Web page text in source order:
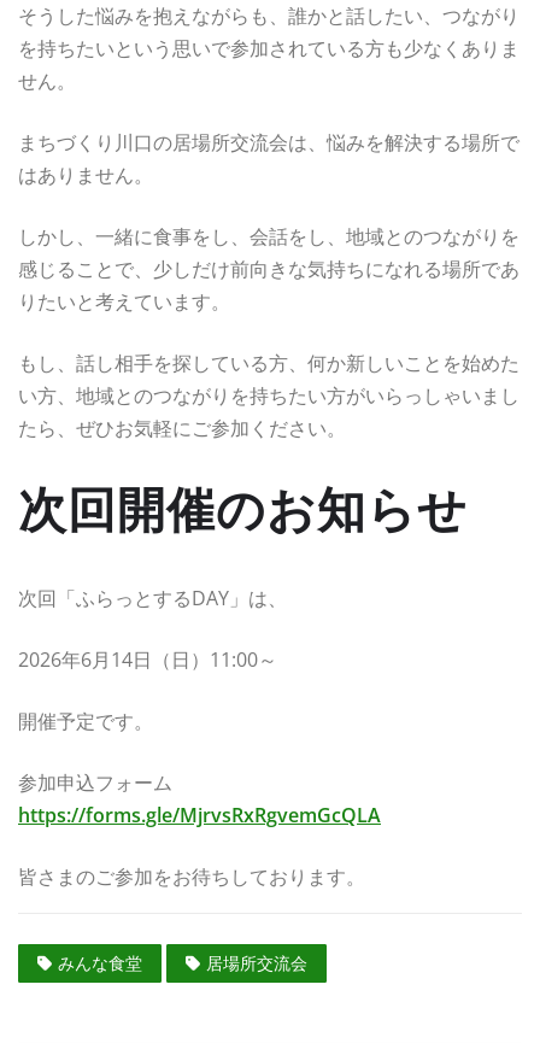
そうした悩みを抱えながらも、誰かと話したい、つながり
を持ちたいという思いで参加されている方も少なくありま
せん。
まちづくり川口の居場所交流会は、悩みを解決する場所で
はありません。
しかし、一緒に食事をし、会話をし、地域とのつながりを
感じることで、少しだけ前向きな気持ちになれる場所であ
りたいと考えています。
もし、話し相手を探している方、何か新しいことを始めた
い方、地域とのつながりを持ちたい方がいらっしゃいまし
たら、ぜひお気軽にご参加ください。
次回開催のお知らせ
次回「ふらっとするDAY」は、
2026年6月14日（日）11:00～
開催予定です。
参加申込フォーム
https://forms.gle/MjrvsRxRgvemGcQLA
皆さまのご参加をお待ちしております。
みんな食堂 居場所交流会